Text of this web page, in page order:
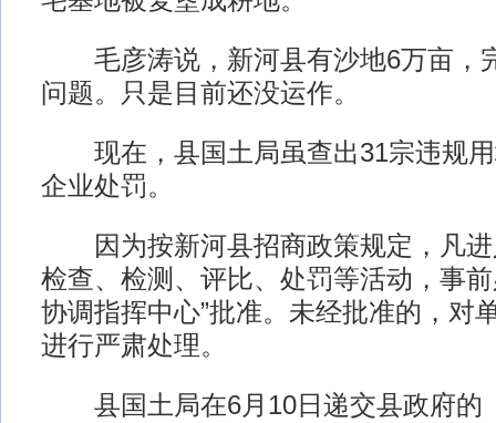
毛彦涛说，新河县有沙地6万亩，
问题。只是目前还没运作。
现在，县国土局虽查出31宗违规用
企业处罚。
因为按新河县招商政策规定，凡进
检查、检测、评比、处罚等活动，事
协调指挥中心”批准。未经批准的，对
进行严肃处理。
县国土局在6月10日递交县政府的